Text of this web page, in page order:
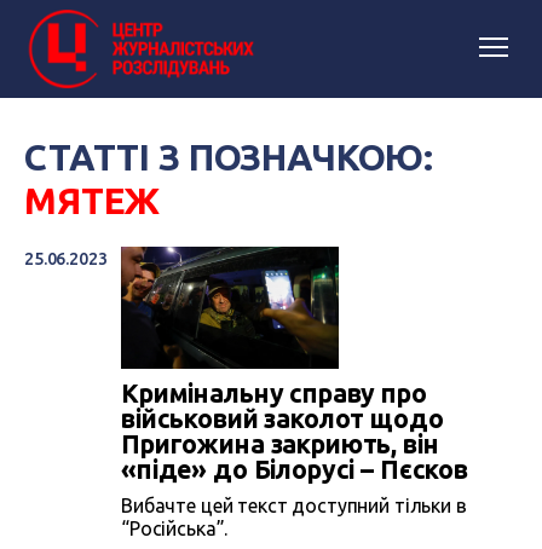
СТАТТІ З ПОЗНАЧКОЮ:
МЯТЕЖ
25.06.2023
Кримінальну справу про
військовий заколот щодо
Пригожина закриють, він
«піде» до Білорусі – Пєсков
Вибачте цей текст доступний тільки в
“Російська”.